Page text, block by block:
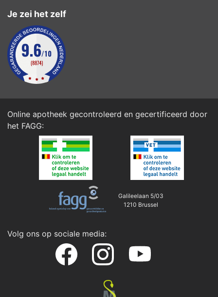
Je zei het zelf
Online apotheek gecontroleerd en gecertificeerd door
het FAGG:
Galileelaan 5/03
1210 Brussel
Volg ons op sociale media: